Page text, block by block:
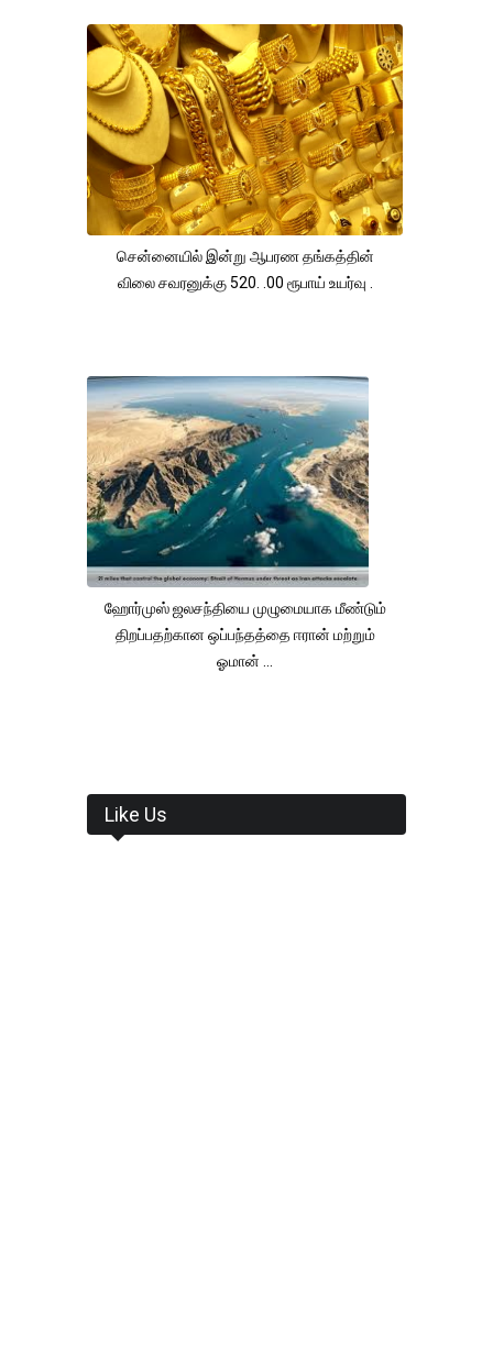
சென்னையில் இன்று ஆபரண தங்கத்தின்
விலை சவரனுக்கு 520. .00 ரூபாய் உயர்வு .
ஹோர்முஸ் ஜலசந்தியை முழுமையாக மீண்டும்
திறப்பதற்கான ஒப்பந்தத்தை ஈரான் மற்றும்
ஓமான் ...
Like Us